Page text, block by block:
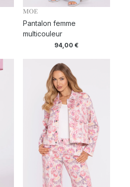
MOE
Pantalon femme
multicouleur
94,00 €